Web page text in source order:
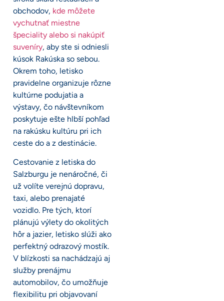
obchodov, kde môžete
vychutnať miestne
špeciality alebo si nakúpiť
suveníry, aby ste si odniesli
kúsok Rakúska so sebou.
Okrem toho, letisko
pravidelne organizuje rôzne
kultúrne podujatia a
výstavy, čo návštevníkom
poskytuje ešte hlbší pohľad
na rakúsku kultúru pri ich
ceste do a z destinácie.
Cestovanie z letiska do
Salzburgu je nenáročné, či
už volíte verejnú dopravu,
taxi, alebo prenajaté
vozidlo. Pre tých, ktorí
plánujú výlety do okolitých
hôr a jazier, letisko slúži ako
perfektný odrazový mostík.
V blízkosti sa nachádzajú aj
služby prenájmu
automobilov, čo umožňuje
flexibilitu pri objavovaní